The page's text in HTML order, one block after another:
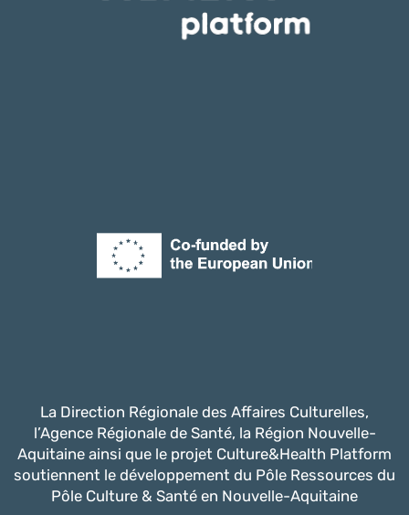
La Direction Régionale des Affaires Culturelles,
l’Agence Régionale de Santé, la Région Nouvelle-
Aquitaine ainsi que le projet Culture&Health Platform
soutiennent le développement du Pôle Ressources du
Pôle Culture & Santé en Nouvelle-Aquitaine